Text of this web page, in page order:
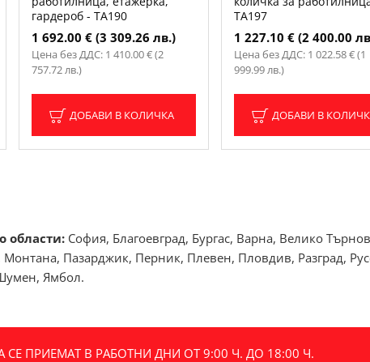
области: София, Благоевград, Бургас, Варна, Велико
Пазарджик, Перник, Плевен, Пловдив, Разград,
Ямбол.
гардероб - TA190
1 692.00 € (3 309.26 лв.)
Цена без ДДС: 1 410.00 € (2
757.72 лв.)
ДОБАВИ В КОЛИЧКА
TA197
1 227.10 € (2 400.00
Цена без ДДС: 1 022.58 € (1
999.99 лв.)
ДОБАВИ В
ПРИЕМАТ В РАБОТНИ ДНИ ОТ 9:00 Ч. ДО 18:00 Ч.